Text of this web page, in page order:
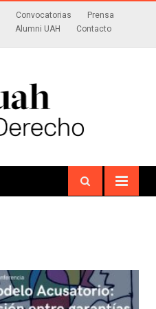
Convocatorias
Prensa
Alumni UAH Contacto